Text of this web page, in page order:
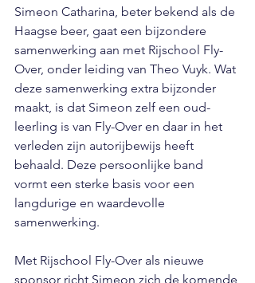
Simeon Catharina, beter bekend als de
Haagse beer, gaat een bijzondere
samenwerking aan met Rijschool Fly-
Over, onder leiding van Theo Vuyk. Wat
deze samenwerking extra bijzonder
maakt, is dat Simeon zelf een oud-
leerling is van Fly-Over en daar in het
verleden zijn autorijbewijs heeft
behaald. Deze persoonlijke band
vormt een sterke basis voor een
langdurige en waardevolle
samenwerking.
Met Rijschool Fly-Over als nieuwe
sponsor richt Simeon zich de komende